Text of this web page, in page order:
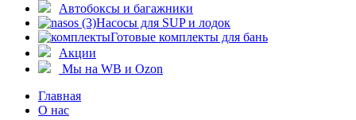
Автобоксы и багажники
Насосы для SUP и лодок
Готовые комплекты для бань
Акции
Мы на WB и Ozon
Главная
О нас